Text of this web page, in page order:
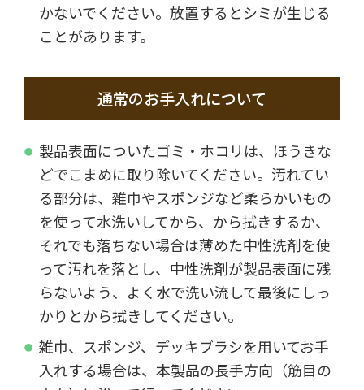
かないでください。放置するとシミが生じる
ことがあります。
通常のお手入れについて
製品表面についたゴミ・ホコリは、ほうきな
どでこまめに取り除いてください。汚れてい
る部分は、雑巾やスポンジなど柔らかいもの
を使って水洗いしてから、から拭きするか、
それでも落ちない場合は薄めた中性洗剤を使
って汚れを落とし、中性洗剤が製品表面に残
らないよう、よく水で洗い流して最後にしっ
かりとから拭きしてください。
雑巾、スポンジ、デッキブラシを用いてお手
入れする場合は、本製品の長手方向（筋目の